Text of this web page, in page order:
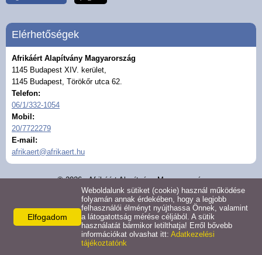
Elérhetőségek
Afrikáért Alapítvány Magyarország
1145 Budapest XIV. kerület,
1145 Budapest, Törökőr utca 62.
Telefon:
06/1/332-1054
Mobil:
20/7722279
E-mail:
afrikaert@afrikaert.hu
© 2026 - Afrikáért Alapítvány Magyarország
Adatkezelési tájékoztató Oldal információk Impresszum
Elfogadom
Weboldalunk sütiket (cookie) használ működése
folyamán annak érdekében, hogy a legjobb
felhasználói élményt nyújthassa Önnek, valamint
a látogatottság mérése céljából. A sütik
használatát bármikor letilthatja! Erről bővebb
információkat olvashat itt: Adatkezelési
tájékoztatónk